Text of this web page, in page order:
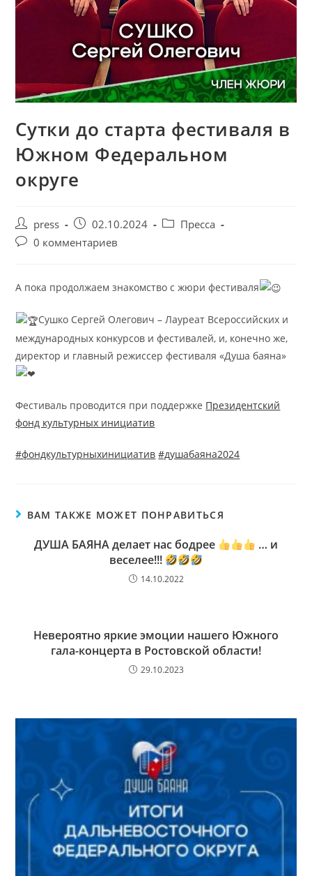
Сутки до старта фестиваля в
Южном Федеральном
округе
press 02.10.2024
Пресса
0 комментариев
А пока продолжаем знакомство с жюри фестиваля
Сушко Сергей Олегович – Лауреат Всероссийских и
международных конкурсов и фестивалей, и, конечно же,
директор и главный режиссер фестиваля «Душа баяна»
Фестиваль проводится при поддержке Президентский
фонд культурных инициатив
#фондкультурныхинициатив #душабаяна2024
ВАМ ТАКЖЕ МОЖЕТ ПОНРАВИТЬСЯ
ДУША БАЯНА делает нас бодрее
… и
веселее!!!
14.10.2022
Невероятно яркие эмоции нашего Южного
гала-концерта в Ростовской области!
29.10.2023